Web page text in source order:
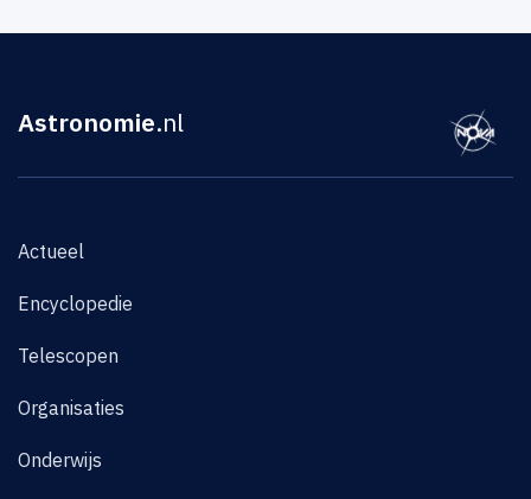
Astronomie.nl
Actueel
Encyclopedie
Telescopen
Organisaties
Onderwijs